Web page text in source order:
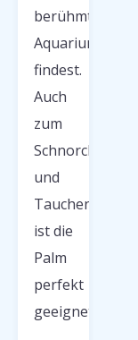
berühmte
Aquarium
findest.
Auch
zum
Schnorcheln
und
Tauchen
ist die
Palm
perfekt
geeignet.